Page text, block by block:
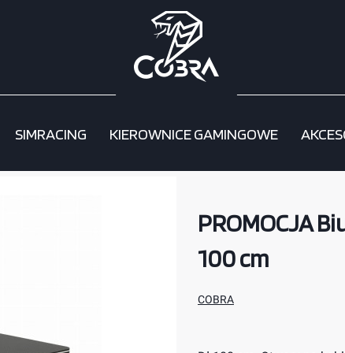
SIMRACING KIEROWNICE GAMINGOWE
CR2050BK 100 cm
PROMOCJA
100 cm
COBRA